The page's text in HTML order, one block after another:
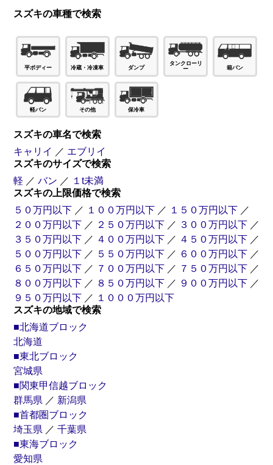
スズキの車種で検索
平ボディー 冷蔵・冷凍車 ダンプ
タンクローリ
ー
箱バン
軽バン その他 保冷車
スズキの車名で検索
キャリイ ／ エブリイ
スズキのサイズで検索
軽 ／ バン ／ １t未満
スズキの上限価格で検索
５０万円以下 ／ １００万円以下 ／ １５０万円以下 ／
２００万円以下 ／ ２５０万円以下 ／ ３００万円以下 ／
３５０万円以下 ／ ４００万円以下 ／ ４５０万円以下 ／
５００万円以下 ／ ５５０万円以下 ／ ６００万円以下 ／
６５０万円以下 ／ ７００万円以下 ／ ７５０万円以下 ／
８００万円以下 ／ ８５０万円以下 ／ ９００万円以下 ／
９５０万円以下 ／ １０００万円以下
スズキの地域で検索
■北海道ブロック
北海道
■東北ブロック
宮城県
■関東甲信越ブロック
群馬県 ／ 新潟県
■首都圏ブロック
埼玉県 ／ 千葉県
■東海ブロック
愛知県